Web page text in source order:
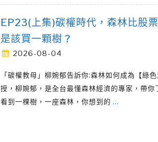
EP23(上集)碳權時代，森林比股
是該買一顆樹 ?
2026-08-04
「碳權教母」柳婉郁告訴你:森林如何成為【綠
授，柳婉郁，是全台最懂森林經濟的專家，帶
看到一棵樹，一座森林，你想到的 …